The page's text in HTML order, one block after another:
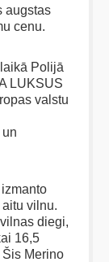
augstas
cenu.
Polijā
LUKSUS
valstu
vilnu.
diegi,
16,5
Merino